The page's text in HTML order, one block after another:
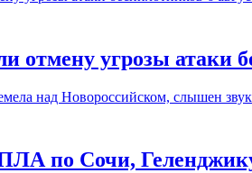
отмену угрозы атаки
по Сочи,